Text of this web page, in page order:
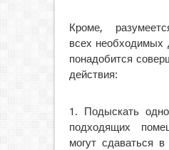
Кроме,
всех необходимых
понадобится
действия:
1. Подыскать
подходящих
могут сдаваться